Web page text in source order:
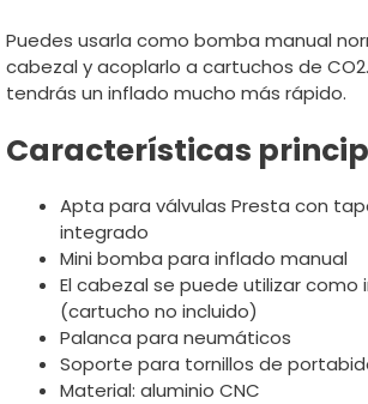
Puedes usarla como bomba manual
cabezal y acoplarlo a cartuchos de
tendrás un inflado mucho más rápido.
Características
Apta para válvulas Presta con
integrado
Mini bomba para inflado manual
El cabezal se puede utilizar como
(cartucho no incluido)
Palanca para neumáticos
Soporte para tornillos de
Material: aluminio CNC